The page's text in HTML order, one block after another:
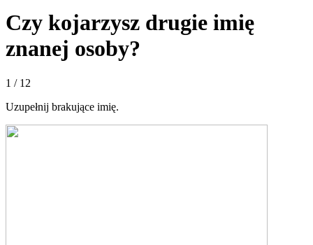
Czy kojarzysz drugie imię
znanej osoby?
1 / 12
Uzupełnij brakujące imię.